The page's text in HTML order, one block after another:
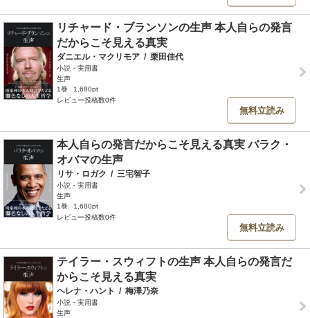
リチャード・ブランソンの生声 本人自らの発言
だからこそ見える真実
ダニエル・マクリモア / 栗田佳代
小説・実用書
生声
1巻
1,680pt
レビュー投稿数0件
無料立読み
本人自らの発言だからこそ見える真実 バラク・
オバマの生声
リサ・ロガク / 三宅智子
小説・実用書
生声
1巻
1,680pt
レビュー投稿数0件
無料立読み
テイラー・スウィフトの生声 本人自らの発言だ
からこそ見える真実
ヘレナ・ハント / 梅澤乃奈
小説・実用書
生声